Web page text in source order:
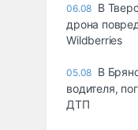
06.08 В
дрона
Wildberries
05.08 В
водителя,
ДТП